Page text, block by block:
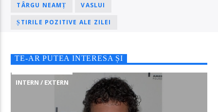
TÂRGU NEAMȚ VASLUI
ȘTIRILE POZITIVE ALE ZILEI
TE-AR PUTEA INTERESA ȘI
INTERN / EXTERN